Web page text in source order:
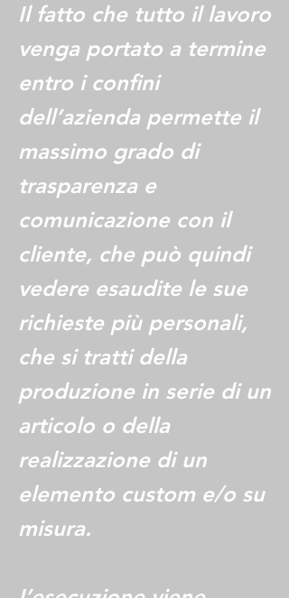
Il fatto che tutto il lavoro
venga portato a termine
entro i confini
dell’azienda permette il
massimo grado di
trasparenza e
comunicazione con il
cliente, che può quindi
vedere esaudite le sue
richieste più personali,
che si tratti della
produzione in serie di un
articolo o della
realizzazione di un
elemento custom e/o su
misura.